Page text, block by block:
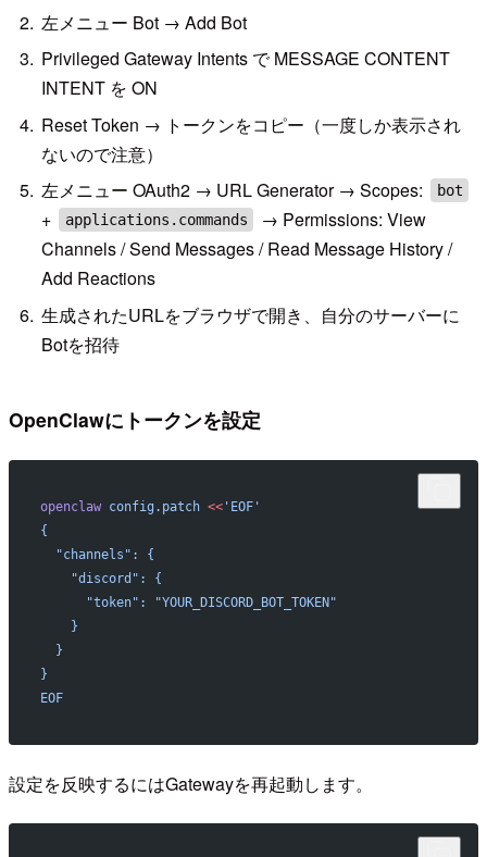
左メニュー Bot → Add Bot
Privileged Gateway Intents で MESSAGE CONTENT
INTENT を ON
Reset Token → トークンをコピー（一度しか表示され
ないので注意）
左メニュー OAuth2 → URL Generator → Scopes:
bot
+ applications.commands
→ Permissions: View
Channels / Send Messages / Read Message History /
Add Reactions
生成されたURLをブラウザで開き、自分のサーバーに
Botを招待
OpenClawにトークンを設定
openclaw config.patch <<'EOF'
{
  "channels": {
    "discord": {
      "token": "YOUR_DISCORD_BOT_TOKEN"
    }
  }
}
EOF
設定を反映するにはGatewayを再起動します。